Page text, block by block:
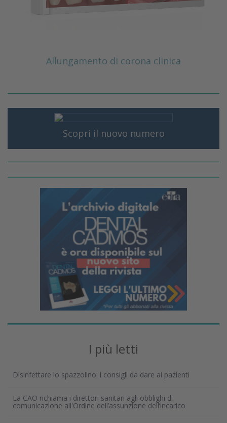
Allungamento di corona clinica
Scopri il nuovo numero
I più letti
Disinfettare lo spazzolino: i consigli da dare ai pazienti
La CAO richiama i direttori sanitari agli obblighi di
comunicazione all'Ordine dell’assunzione dell’incarico